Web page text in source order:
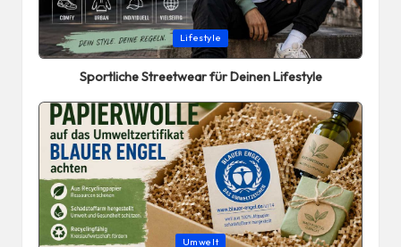
Posted
in
Lifestyle
Sportliche Streetwear für Deinen Lifestyle
Posted
Umwelt